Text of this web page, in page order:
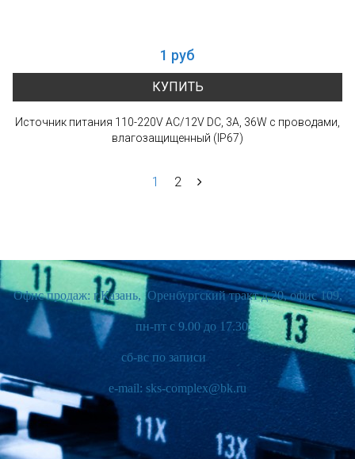
1 руб
КУПИТЬ
Источник питания 110-220V AC/12V DC, 3А, 36W с проводами,
влагозащищенный (IP67)
1 2
Офис продаж: г.Казань, Оренбургский тракт д.20, офис 109,
пн-пт с 9.00 до 17.30,
сб-вс по записи
e-mail: sks-complex@bk.ru